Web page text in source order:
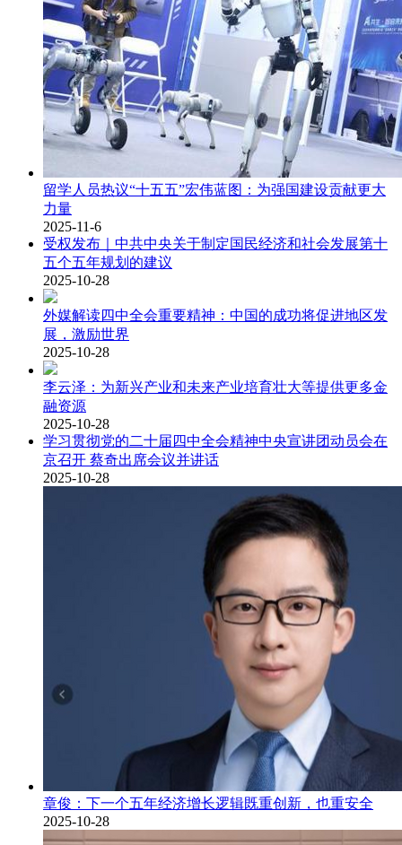
留学人员热议“十五五”宏伟蓝图：为强国建设贡献更大
力量
2025-11-6
受权发布｜中共中央关于制定国民经济和社会发展第十
五个五年规划的建议
2025-10-28
外媒解读四中全会重要精神：中国的成功将促进地区发
展，激励世界
2025-10-28
李云泽：为新兴产业和未来产业培育壮大等提供更多金
融资源
2025-10-28
学习贯彻党的二十届四中全会精神中央宣讲团动员会在
京召开 蔡奇出席会议并讲话
2025-10-28
章俊：下一个五年经济增长逻辑既重创新，也重安全
2025-10-28